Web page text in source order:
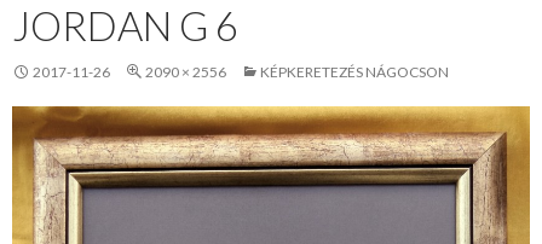
JORDAN G 6
2017-11-26 2090 × 2556 KÉPKERETEZÉS NÁGOCSON